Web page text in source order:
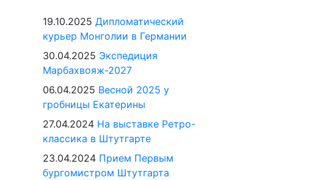
19.10.2025 Дипломатический
курьер Монголии в Германии
30.04.2025 Экспедиция
Марбахвояж-2027
06.04.2025 Весной 2025 у
гробницы Екатерины
27.04.2024 На выставке Ретро-
классика в Штутгарте
23.04.2024 Прием Первым
бургомистром Штутгарта